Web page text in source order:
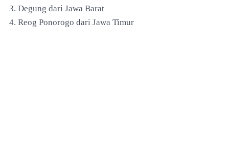
3. Degung dari Jawa Barat
4. Reog Ponorogo dari Jawa Timur